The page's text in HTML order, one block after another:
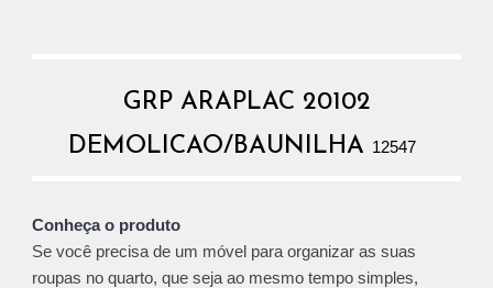
GRP ARAPLAC 20102
DEMOLICAO/BAUNILHA 12547
Conheça o produto
Se você precisa de um móvel para organizar as suas
roupas no quarto, que seja ao mesmo tempo simples,